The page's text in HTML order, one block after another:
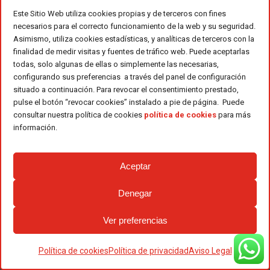
Este Sitio Web utiliza cookies propias y de terceros con fines
necesarios para el correcto funcionamiento de la web y su seguridad.
Asimismo, utiliza cookies estadísticas, y analíticas de terceros con la
finalidad de medir visitas y fuentes de tráfico web. Puede aceptarlas
todas, solo algunas de ellas o simplemente las necesarias,
configurando sus preferencias a través del panel de configuración
situado a continuación. Para revocar el consentimiento prestado,
pulse el botón “revocar cookies” instalado a pie de página. Puede
consultar nuestra política de cookies política de cookies para más
información.
Aceptar
Denegar
Ver preferencias
Política de cookiesPolítica de privacidadAviso Legal
cierre de la cuchilla y por tanto
accidentes.
Está equipada con un kit cabezal
medio de corte de hasta 45 mm,
aunque este es intercambiable.
Ofrece una garantía vitalicia en su
chasis, ya que está diseñada con
aluminio de aleación, muy utilizado en
la aeronáutica.
carga del 90% en 1 hora. Entra en
que optimiza la vida útil de la batería.
cómodo, ligero y transpirable,
adaptable a 4 modos de transporte: